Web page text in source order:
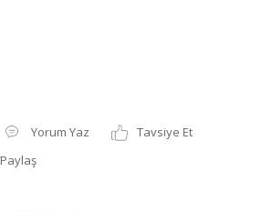
Yorum Yaz
Tavsiye Et
Paylaş